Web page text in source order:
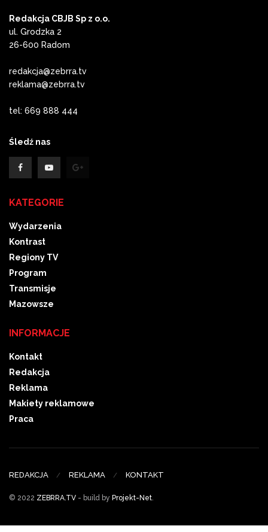
Redakcja CBJB Sp z o.o.
ul. Grodzka 2
26-600 Radom
redakcja@zebrra.tv
reklama@zebrra.tv
tel: 669 888 444
Śledź nas
KATEGORIE
Wydarzenia
Kontrast
Regiony TV
Program
Transmisje
Mazowsze
INFORMACJE
Kontakt
Redakcja
Reklama
Makiety reklamowe
Praca
REDAKCJA REKLAMA KONTAKT
© 2022 ZEBRRA.TV - build by Projekt-Net.